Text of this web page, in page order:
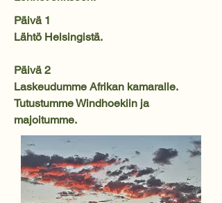
Päivä 1
Lähtö Helsingistä.
Päivä 2
Laskeudumme Afrikan kamaralle.
Tutustumme Windhoekiin ja
majoitumme.